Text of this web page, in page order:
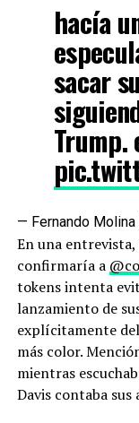
hacía
sacar
— Fernando
En una
confirmaría a
tokens intenta
lanzamiento de
explícitamente
más color.
mientras
Davis contaba sus